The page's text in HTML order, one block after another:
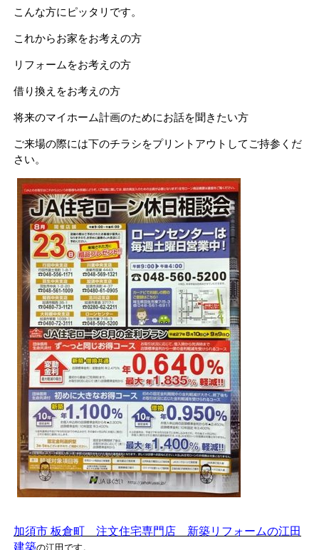
こんな方にピッタリです。
これからお家をお考えの方
リフォームをお考えの方
借り換えをお考えの方
将来のマイホーム計画のためにお話を聞きたい方
ご来場の際には下のチラシをプリントアウトしてご持参くだ
さい。
加須市 板倉町 注文住宅専門店 新築リフォームの江田
建築の江田です。